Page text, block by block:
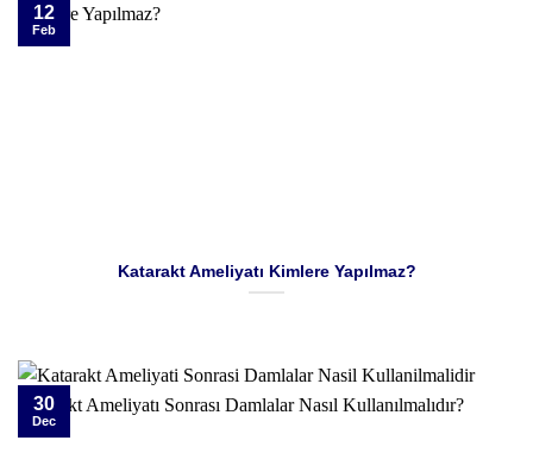
Katarakt Ameliyatı Kimlere Yapılmaz?
12
Feb
30
Dec